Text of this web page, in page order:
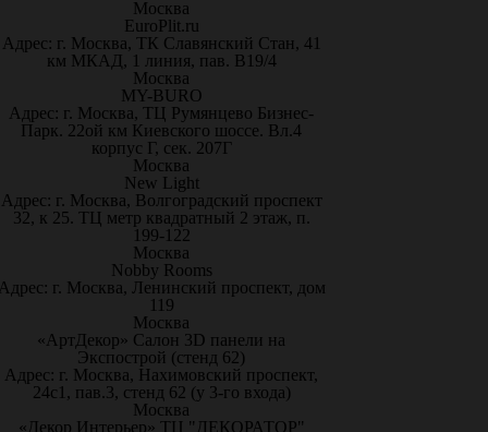
Москва
EuroPlit.ru
Адрес: г. Москва, ТК Славянский Стан, 41
км МКАД, 1 линия, пав. В19/4
Москва
MY-BURO
Адрес: г. Москва, ТЦ Румянцево Бизнес-
Парк. 22ой км Киевского шоссе. Вл.4
корпус Г, сек. 207Г
Москва
New Light
Адрес: г. Москва, Волгоградский проспект
32, к 25. ТЦ метр квадратный 2 этаж, п.
199-122
Москва
Nobby Rooms
г. Москва, Ленинский проспект, дом
119
Москва
«АртДекор» Салон 3D панели на
Экспострой (стенд 62)
Адрес: г. Москва, Нахимовский проспект,
24с1, пав.3, стенд 62 (у 3-го входа)
Москва
«Декор Интерьер» ТЦ "ДЕКОРАТОР"